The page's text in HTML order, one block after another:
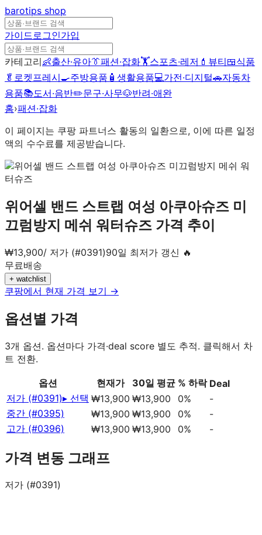
barotips shop
가이드로그인가입
카테고리👶출산·유아👔패션·잡화🏋️스포츠·레저 💄 뷰티🍱식품
🥬 로켓프레시🍳주방용품 🧴 생활용품💻가전·디지털🚗자동차
용품📚도서·음반✏️문구·사무🐶반려·애완
홈›패션·잡화
이 페이지는 쿠팡 파트너스 활동의 일환으로, 이에 따른 일정
액의 수수료를 제공받습니다.
위어셀 밴드 스트랩 여성 아쿠아슈즈 미
끄럼방지 메쉬 워터슈즈 가격 추이
₩13,900/ 저가 (#0391)90일 최저가 갱신 🔥
무료배송
+ watchlist
쿠팡에서 현재 가격 보기 →
옵션별 가격
3개 옵션. 옵션마다 가격·deal score 별도 추적. 클릭해서 차
트 전환.
옵션 현재가 30일 평균 % 하락 Deal
저가 (#0391)▸ 선택 ₩13,900 ₩13,900 0%
-
중간 (#0395)
₩13,900 ₩13,900 0%
-
고가 (#0396)
₩13,900 ₩13,900 0% -
가격 변동 그래프
저가 (#0391)